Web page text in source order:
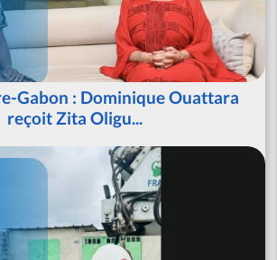
Gabon : Dominique Ouattara
reçoit Zita Oligu...